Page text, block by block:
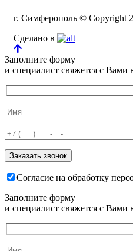
г. Симферополь © Copyright
Сделано в
Заполните форму
и специалист свяжется с Вами
Согласие на обработку
Заполните форму
и специалист свяжется с Вами